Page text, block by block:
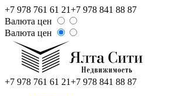
+7 978 761 61 21+7 978 841 88 87
Валюта цен
Валюта цен
+7 978 761 61 21+7 978 841 88 87